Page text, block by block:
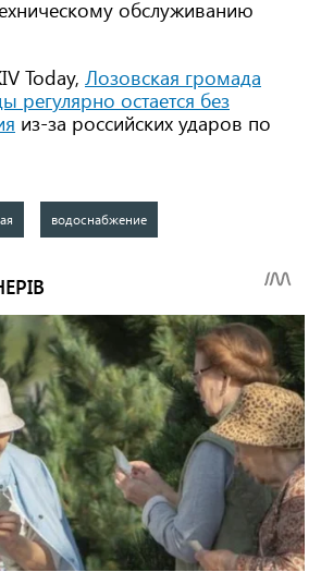
обслуживанию
Today, Лозовская громада
регулярно остается без
из-за российских ударов по
водоснабжение